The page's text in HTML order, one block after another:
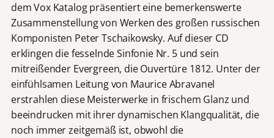
dem Vox Katalog präsentiert eine bemerkenswerte
Zusammenstellung von Werken des großen russischen
Komponisten Peter Tschaikowsky. Auf dieser CD
erklingen die fesselnde Sinfonie Nr. 5 und sein
mitreißender Evergreen, die Ouvertüre 1812. Unter der
einfühlsamen Leitung von Maurice Abravanel
erstrahlen diese Meisterwerke in frischem Glanz und
beeindrucken mit ihrer dynamischen Klangqualität, die
noch immer zeitgemäß ist, obwohl die